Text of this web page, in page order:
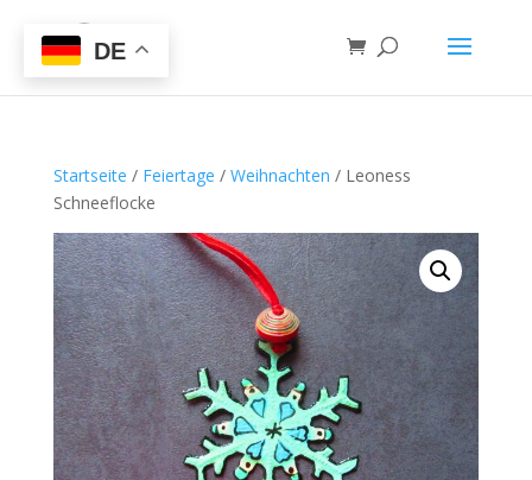
Startseite / Feiertage / Weihnachten / Leoness
Schneeflocke
DE